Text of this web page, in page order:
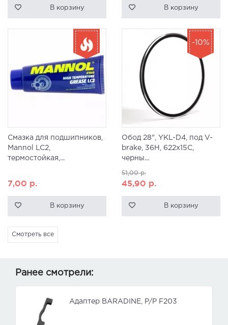
В корзину В корзину
Смазка для подшипников,
Mannol LC2,
термостойкая,...
7,00 р.
В корзину
Обод 28", YKL-D4, под V-
brake, 36H, 622x15C,
черны...
51,00р.
45,90 р.
В корзину
-10%
Смотреть все
Ранее смотрели:
Адаптер BARADINE, P/P F203